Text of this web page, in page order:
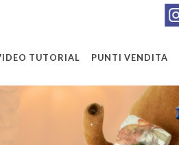
TUTORIAL PUNTI VENDITA